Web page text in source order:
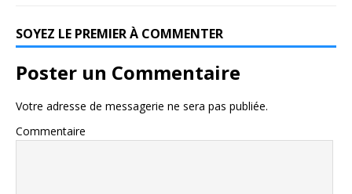
SOYEZ LE PREMIER À COMMENTER
Poster un Commentaire
Votre adresse de messagerie ne sera pas publiée.
Commentaire